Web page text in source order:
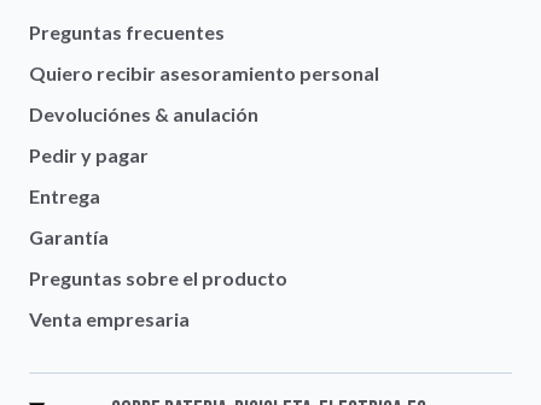
Preguntas frecuentes
Quiero recibir asesoramiento personal
Devoluciónes & anulación
Pedir y pagar
Entrega
Garantía
Preguntas sobre el producto
Venta empresaria